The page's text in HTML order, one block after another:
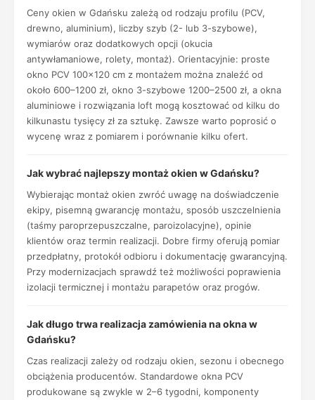
Ceny okien w Gdańsku zależą od rodzaju profilu (PCV,
drewno, aluminium), liczby szyb (2- lub 3-szybowe),
wymiarów oraz dodatkowych opcji (okucia
antywłamaniowe, rolety, montaż). Orientacyjnie: proste
okno PCV 100x120 cm z montażem można znaleźć od
około 600–1200 zł, okno 3-szybowe 1200–2500 zł, a okna
aluminiowe i rozwiązania loft mogą kosztować od kilku do
kilkunastu tysięcy zł za sztukę. Zawsze warto poprosić o
wycenę wraz z pomiarem i porównanie kilku ofert.
Jak wybrać najlepszy montaż okien w Gdańsku?
Wybierając montaż okien zwróć uwagę na doświadczenie
ekipy, pisemną gwarancję montażu, sposób uszczelnienia
(taśmy paroprzepuszczalne, paroizolacyjne), opinie
klientów oraz termin realizacji. Dobre firmy oferują pomiar
przedpłatny, protokół odbioru i dokumentację gwarancyjną.
Przy modernizacjach sprawdź też możliwości poprawienia
izolacji termicznej i montażu parapetów oraz progów.
Jak długo trwa realizacja zamówienia na okna w
Gdańsku?
Czas realizacji zależy od rodzaju okien, sezonu i obecnego
obciążenia producentów. Standardowe okna PCV
produkowane są zwykle w 2–6 tygodni, komponenty